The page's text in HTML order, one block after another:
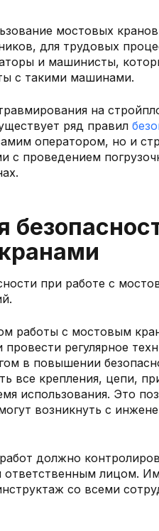
мостовых
для трудовых
и машинисты,
с такими машинами.
на
ряд правил
оператором, но и
с проведением
при работе с
работы с мостовым
провести регулярное
в повышении
все крепления, цепи,
использования. Это
возникнуть с
должно
ответственным лицом.
со всеми